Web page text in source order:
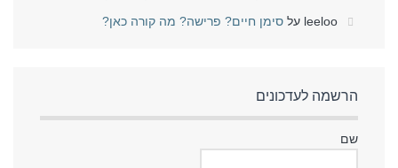
leeloo על סימן חיים? פרישה? מה קורה כאן?
הרשמה לעדכונים
שם